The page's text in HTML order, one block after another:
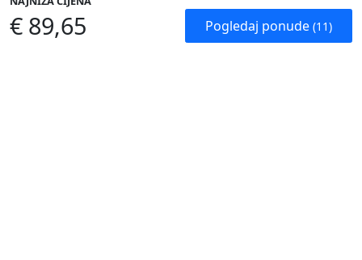
€ 89,65 Pogledaj ponude (11)